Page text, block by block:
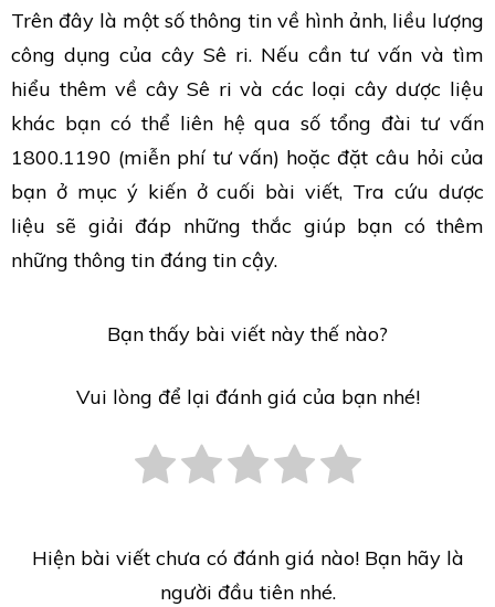
Trên đây là một số thông tin về hình ảnh, liều lượng
công dụng của cây Sê ri. Nếu cần tư vấn và tìm
hiểu thêm về cây Sê ri và các loại cây dược liệu
khác bạn có thể liên hệ qua số tổng đài tư vấn
1800.1190 (miễn phí tư vấn) hoặc đặt câu hỏi của
bạn ở mục ý kiến ở cuối bài viết, Tra cứu dược
liệu sẽ giải đáp những thắc giúp bạn có thêm
những thông tin đáng tin cậy.
Bạn thấy bài viết này thế nào?
Vui lòng để lại đánh giá của bạn nhé!
Hiện bài viết chưa có đánh giá nào! Bạn hãy là
người đầu tiên nhé.